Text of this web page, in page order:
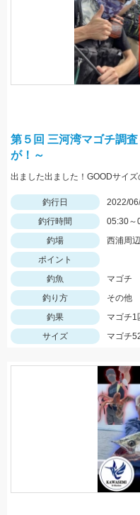
第５回 三河湾マゴチ調
が！～
釣行日
2022/
釣行時間
05:30～
釣場
西浦周辺
ポイント
釣魚
マゴチ
釣り方
その他
釣果
マゴチ1
サイズ
マゴチ